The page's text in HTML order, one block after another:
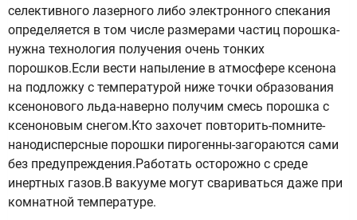
селективного лазерного либо электронного спекания
определяется в том числе размерами частиц порошка-
нужна технология получения очень тонких
порошков.Если вести напыление в атмосфере ксенона
на подложку с температурой ниже точки образования
ксенонового льда-наверно получим смесь порошка с
ксеноновым снегом.Кто захочет повторить-помните-
нанодисперсные порошки пирогенны-загораются сами
без предупреждения.Работать осторожно с среде
инертных газов.В вакууме могут свариваться даже при
комнатной температуре.